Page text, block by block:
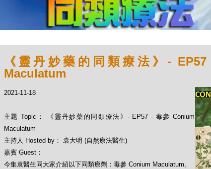
《靈丹妙藥的同類療法》-
Maculatum
2021-11-18
主題 Topic： 《靈丹妙藥的同類療法》- EP57 - 毒參 Conium
Maculatum
主持人 Hosted by： 袁大明 (自然療法醫生)
嘉賓 Guest：
今集袁醫生同大家介紹以下同類療劑：毒參 Conium Maculatum。